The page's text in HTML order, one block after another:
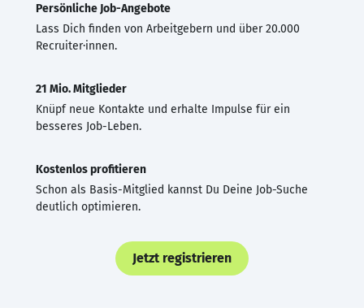
Persönliche Job-Angebote
Lass Dich finden von Arbeitgebern und über 20.000
Recruiter·innen.
21 Mio. Mitglieder
Knüpf neue Kontakte und erhalte Impulse für ein
besseres Job-Leben.
Kostenlos profitieren
Schon als Basis-Mitglied kannst Du Deine Job-Suche
deutlich optimieren.
Jetzt registrieren